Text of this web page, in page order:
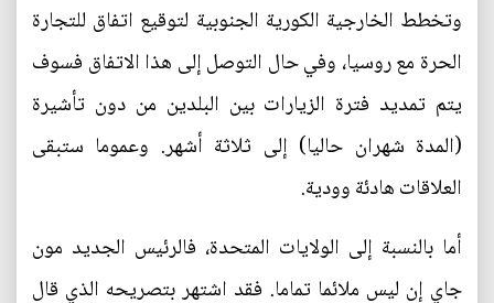
وتخطط الخارجية الكورية الجنوبية لتوقيع اتفاق للتجارة
الحرة مع روسيا، وفي حال التوصل إلى هذا الاتفاق فسوف
يتم تمديد فترة الزيارات بين البلدين من دون تأشيرة
(المدة شهران حاليا) إلى ثلاثة أشهر. وعموما ستبقى
العلاقات هادئة وودية.
أما بالنسبة إلى الولايات المتحدة، فالرئيس الجديد مون
جاي إن ليس ملائما تماما. فقد اشتهر بتصريحه الذي قال